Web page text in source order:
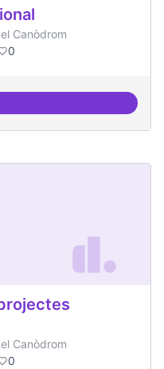
Canòdrom
0
digital i tradicional
Canòdrom
0